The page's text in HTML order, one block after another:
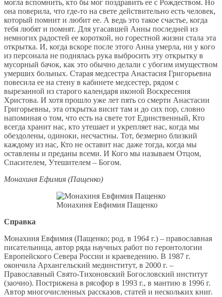
могла вспомнить, кто бы мог поздравить ее с Рождеством. Но
она поверила, что где-то на свете действительно есть человек,
который помнит и любит ее. А ведь это такое счастье, когда
тебя любят и помнят. Для угасавшей Анны последней из
немногих радостей ее короткой, но горестной жизни стала эта
открытка. И, когда вскоре после этого Анна умерла, ни у кого
из персонала не поднялась рука выбросить эту открытку в
мусорный бачок, как это обычно делали с убогим имуществом
умерших больных. Старая медсестра Анастасия Григорьевна
повесила ее на стену в кабинете медсестер, рядом с
вырезанной из старого календаря иконой Воскресения
Христова. И хотя прошло уже лет пять со смерти Анастасии
Григорьевны, эта открытка висит там и до сих пор, словно
напоминая о том, что есть на свете тот Единственный, Кто
всегда хранит нас, кто утешает и укрепляет нас, когда мы
обездолены, одиноки, несчастны. Тот, безмерно близкий
каждому из нас, Кто не оставит нас даже тогда, когда мы
оставлены и преданы всеми. И Кого мы называем Отцом,
Спасителем, Утешителем – Богом.
Монахиня Ефимия (Пащенко)
Монахиня Евфимия Пащенко
Справка
Монахиня Евфимия (Пащенко; род. в 1964 г.) – православная
писательница, автор ряда научных работ по геронтологии
Европейского Севера России и краеведению. В 1987 г.
окончила Архангельский мединститут, в 2000 г. –
Православный Свято-Тихоновский Богословский институт
(заочно). Пострижена в рясофор в 1993 г., в мантию в 1996 г.
Автор многочисленных рассказов, статей и нескольких книг.